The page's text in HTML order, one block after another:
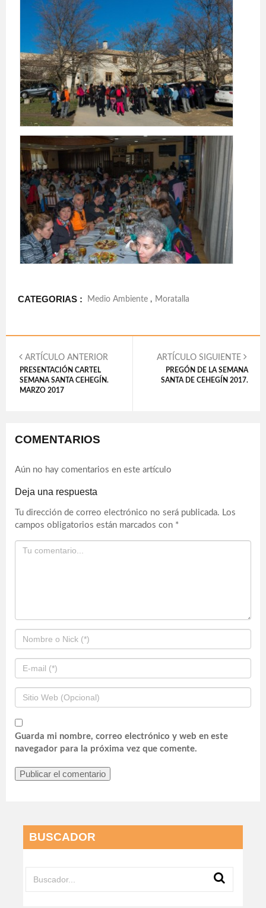
CATEGORIAS : Medio Ambiente , Moratalla
ARTÍCULO ANTERIOR
PRESENTACIÓN CARTEL
SEMANA SANTA CEHEGÍN.
MARZO 2017
ARTÍCULO SIGUIENTE
PREGÓN DE LA SEMANA
SANTA DE CEHEGÍN 2017.
COMENTARIOS
Aún no hay comentarios en este artículo
Deja una respuesta
Tu dirección de correo electrónico no será publicada. Los
campos obligatorios están marcados con *
Guarda mi nombre, correo electrónico y web en este
navegador para la próxima vez que comente.
BUSCADOR